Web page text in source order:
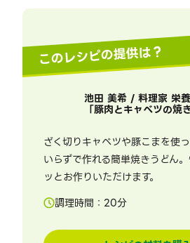
このレシピの提供は？
池田 美希 / 料理家 栄
「豚肉とキャベツの焼
ざく切りキャベツや豚こまを使
いらずで作れる簡単焼きうどん
ッとお作りいただけます。
調理時間： 20分